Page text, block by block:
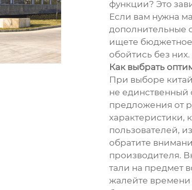
функции? Это
Если вам нужна
дополнительные
ищете
обойтись без них.
Как выбрать
При выборе
не единственный
предложения от
характеристики,
пользователей,
обратите
производителя.
тали на предмет
жалейте времени